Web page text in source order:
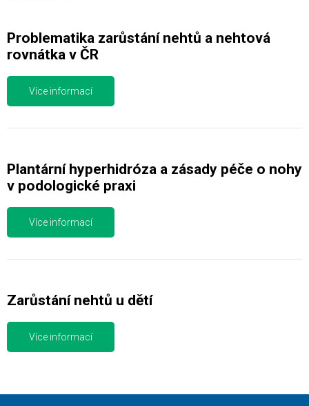
Problematika zarůstání nehtů a nehtová
rovnátka v ČR
Více informací
Plantární hyperhidróza a zásady péče o nohy
v podologické praxi
Více informací
Zarůstání nehtů u dětí
Více informací